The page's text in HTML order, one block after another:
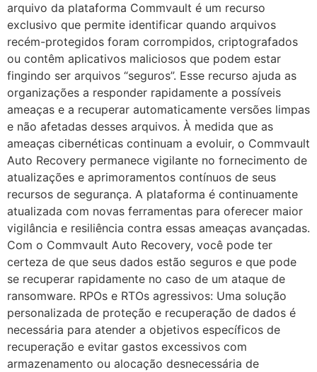
arquivo da plataforma Commvault é um recurso
exclusivo que permite identificar quando arquivos
recém-protegidos foram corrompidos, criptografados
ou contêm aplicativos maliciosos que podem estar
fingindo ser arquivos “seguros”. Esse recurso ajuda as
organizações a responder rapidamente a possíveis
ameaças e a recuperar automaticamente versões limpas
e não afetadas desses arquivos. À medida que as
ameaças cibernéticas continuam a evoluir, o Commvault
Auto Recovery permanece vigilante no fornecimento de
atualizações e aprimoramentos contínuos de seus
recursos de segurança. A plataforma é continuamente
atualizada com novas ferramentas para oferecer maior
vigilância e resiliência contra essas ameaças avançadas.
Com o Commvault Auto Recovery, você pode ter
certeza de que seus dados estão seguros e que pode
se recuperar rapidamente no caso de um ataque de
ransomware. RPOs e RTOs agressivos: Uma solução
personalizada de proteção e recuperação de dados é
necessária para atender a objetivos específicos de
recuperação e evitar gastos excessivos com
armazenamento ou alocação desnecessária de